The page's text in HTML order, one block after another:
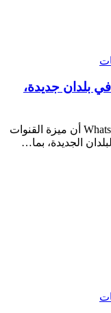
بلدان جديدة،
أعلنت خدمة المراسلة الفورية واتسآب WhatsApp أن ميزة القنوات
الجديدة، بما…